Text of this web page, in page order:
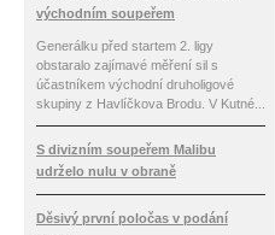
východním soupeřem
Generálku před startem 2. ligy
obstaralo zajímavé měření sil s
účastníkem východní druholigové
skupiny z Havlíčkova Brodu. V Kutné...
S divizním soupeřem Malibu
udrželo nulu v obraně
Děsivý první poločas v podání